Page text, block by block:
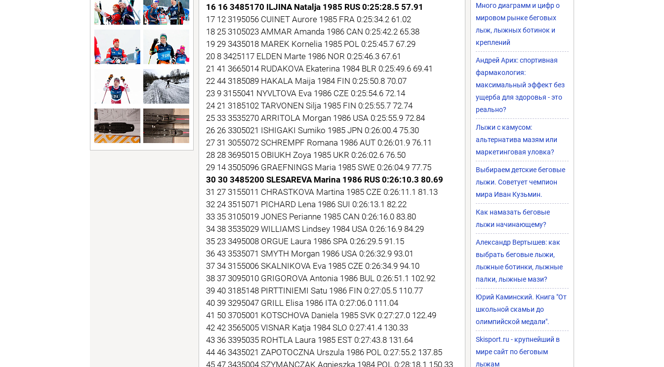
16 16 3485170 ILJINA Natalja 1985 RUS 0:25:28.5 57.91
17 12 3195056 CUINET Aurore 1985 FRA 0:25:34.2 61.02
18 25 3105023 AMMAR Amanda 1986 CAN 0:25:42.2 65.38
19 29 3435018 MAREK Kornelia 1985 POL 0:25:45.7 67.29
20 8 3425117 ELDEN Marte 1986 NOR 0:25:46.3 67.61
21 41 3665014 RUDAKOVA Ekaterina 1984 BLR 0:25:49.6 69.41
22 44 3185089 HAKALA Maija 1984 FIN 0:25:50.8 70.07
23 9 3155041 NYVLTOVA Eva 1986 CZE 0:25:54.6 72.14
24 21 3185102 TARVONEN Silja 1985 FIN 0:25:55.7 72.74
25 33 3535270 ARRITOLA Morgan 1986 USA 0:25:55.9 72.84
26 26 3305021 ISHIGAKI Sumiko 1985 JPN 0:26:00.4 75.30
27 31 3055072 SCHREMPF Romana 1986 AUT 0:26:01.9 76.11
28 28 3695015 OBIUKH Zoya 1985 UKR 0:26:02.6 76.50
29 14 3505096 GRAEFNINGS Maria 1985 SWE 0:26:04.9 77.75
30 30 3485200 SLESAREVA Marina 1986 RUS 0:26:10.3 80.69
31 27 3155011 CHRASTKOVA Martina 1985 CZE 0:26:11.1 81.13
32 24 3515071 PICHARD Lena 1986 SUI 0:26:13.1 82.22
33 35 3105019 JONES Perianne 1985 CAN 0:26:16.0 83.80
34 38 3535029 WILLIAMS Lindsey 1984 USA 0:26:16.9 84.29
35 23 3495008 ORGUE Laura 1986 SPA 0:26:29.5 91.15
36 43 3535071 SMYTH Morgan 1986 USA 0:26:32.9 93.01
37 34 3155006 SKALNIKOVA Eva 1985 CZE 0:26:34.9 94.10
38 37 3095010 GRIGOROVA Antonia 1986 BUL 0:26:51.1 102.92
39 40 3185148 PIRTTINIEMI Satu 1986 FIN 0:27:05.5 110.77
40 39 3295047 GRILL Elisa 1986 ITA 0:27:06.0 111.04
41 50 3705001 KOTSCHOVA Daniela 1985 SVK 0:27:27.0 122.49
42 42 3565005 VISNAR Katja 1984 SLO 0:27:41.4 130.33
43 36 3395035 ROHTLA Laura 1985 EST 0:27:43.8 131.64
44 46 3435021 ZAPOTOCZNA Urszula 1986 POL 0:27:55.2 137.85
45 47 3435004 SZYMANCZAK Agnieszka 1984 POL 0:28:18.1 150.33
Много диаграмм и цифр о
мировом рынке беговых
лыж, лыжных ботинок и
креплений
Андрей Арих: спортивная
фармакология:
максимальный эффект без
ущерба для здоровья - это
реально?
Лыжи с камусом:
альтернатива мазям или
маркетинговая уловка?
Выбираем детские беговые
лыжи. Советует чемпион
мира Иван Кузьмин.
Как намазать беговые
лыжи начинающему?
Александр Вертышев: как
выбрать беговые лыжи,
лыжные ботинки, лыжные
палки, лыжные мази?
Юрий Каминский. Книга "От
школьной скамьи до
олимпийской медали".
Skisport.ru - крупнейший в
мире сайт по беговым
лыжам